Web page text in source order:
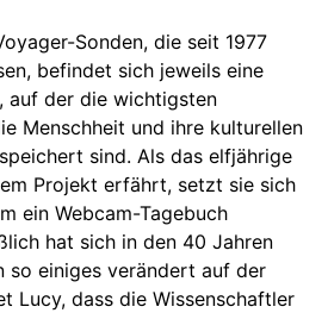
Sonden, die seit 1977
befindet sich jeweils eine
auf der die wichtigsten
Menschheit und ihre kulturellen
sind. Als das elfjährige
Projekt erfährt, setzt sie sich
ein Webcam-Tagebuch
hat sich in den 40 Jahren
so einiges verändert auf der
Lucy, dass die Wissenschaftler